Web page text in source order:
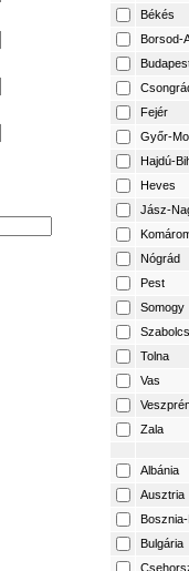
Békés
Borsod-
Fejér
Győr-
Hajdú-
Heves
Jász-
Nógrád
Pest
Somogy
Tolna
Vas
Zala
Albánia
Ausztria
Bulgária